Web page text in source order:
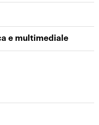
e multimediale